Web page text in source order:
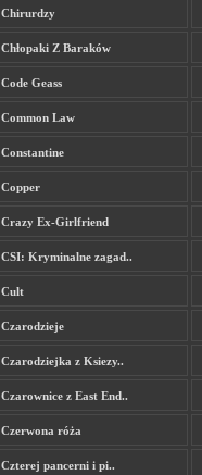
Chirurdzy
Chłopaki Z Baraków
Code Geass
Common Law
Constantine
Copper
Crazy Ex-Girlfriend
CSI: Kryminalne zagad..
Cult
Czarodzieje
Czarodziejka z Ksiezy..
Czarownice z East End..
Czerwona róża
Czterej pancerni i pi..